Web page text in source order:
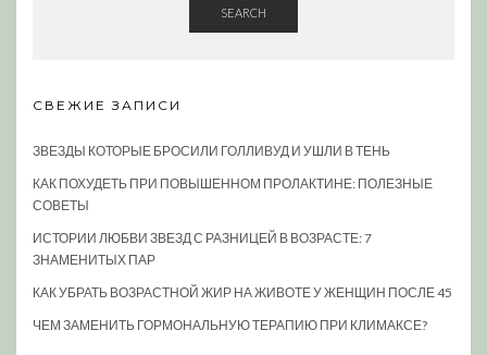
SEARCH
СВЕЖИЕ ЗАПИСИ
ЗВЕЗДЫ КОТОРЫЕ БРОСИЛИ ГОЛЛИВУД И УШЛИ В ТЕНЬ
КАК ПОХУДЕТЬ ПРИ ПОВЫШЕННОМ ПРОЛАКТИНЕ: ПОЛЕЗНЫЕ
СОВЕТЫ
ИСТОРИИ ЛЮБВИ ЗВЕЗД С РАЗНИЦЕЙ В ВОЗРАСТЕ: 7
ЗНАМЕНИТЫХ ПАР
КАК УБРАТЬ ВОЗРАСТНОЙ ЖИР НА ЖИВОТЕ У ЖЕНЩИН ПОСЛЕ 45
ЧЕМ ЗАМЕНИТЬ ГОРМОНАЛЬНУЮ ТЕРАПИЮ ПРИ КЛИМАКСЕ?